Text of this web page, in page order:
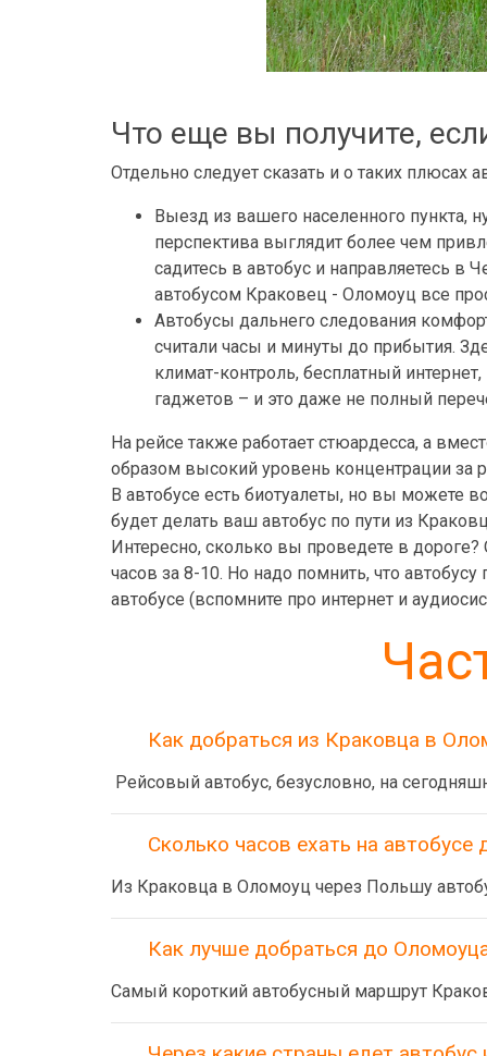
Что еще вы получите,
Отдельно следует сказать и о таких плюсах
Выезд из вашего населенного пункта,
перспектива выглядит более чем
садитесь в автобус и направляетесь в
автобусом Краковец - Оломоуц все
Автобусы дальнего следования
считали часы и минуты до прибытия.
климат-контроль, бесплатный
гаджетов – и это даже не полный
На рейсе также работает стюардесса, а
образом высокий уровень концентрации за
В автобусе есть биотуалеты, но вы можете
будет делать ваш автобус по пути из
Интересно, сколько вы проведете в
часов за 8-10. Но надо помнить, что
автобусе (вспомните про интернет и
Как добраться из Краковца в
Рейсовый автобус, безусловно, на
Сколько часов ехать на автобусе
Из Краковца в Оломоуц через Польшу
Как лучше добраться до
Самый короткий автобусный маршрут